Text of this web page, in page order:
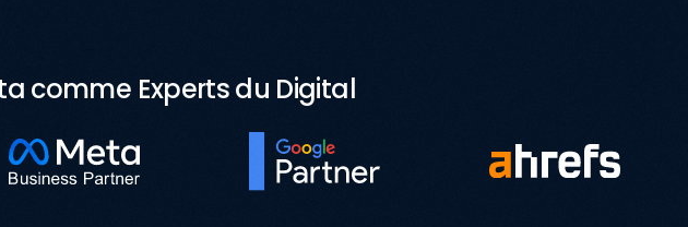
comme Experts du Digital